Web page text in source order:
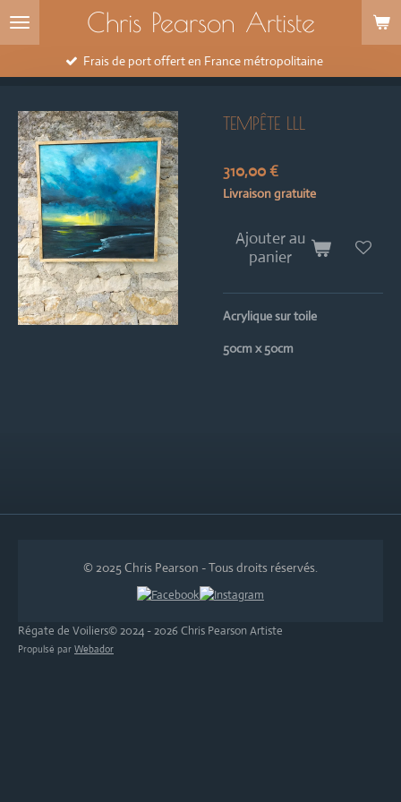
Passer
principal
Chris Pearson Artiste
Frais de port offert en France métropolitaine
TEMPÊTE LLL
310,00 €
Livraison gratuite
Ajouter au
panier
Acrylique sur toile
50cm x 50cm
© 2025 Chris Pearson - Tous droits réservés.
Régate de Voiliers© 2024 - 2026 Chris Pearson Artiste
Propulsé par Webador